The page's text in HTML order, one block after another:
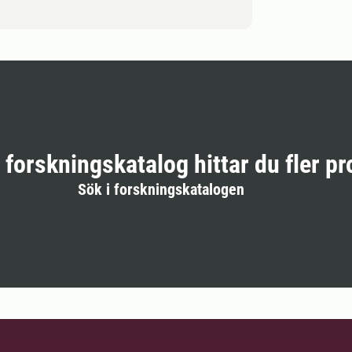
forskningskatalog hittar du fler
Sök i forskningskatalogen